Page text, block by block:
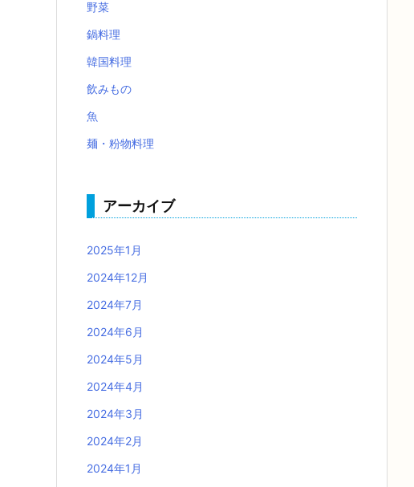
野菜
鍋料理
韓国料理
飲みもの
魚
麺・粉物料理
アーカイブ
2025年1月
2024年12月
2024年7月
2024年6月
2024年5月
2024年4月
2024年3月
2024年2月
2024年1月